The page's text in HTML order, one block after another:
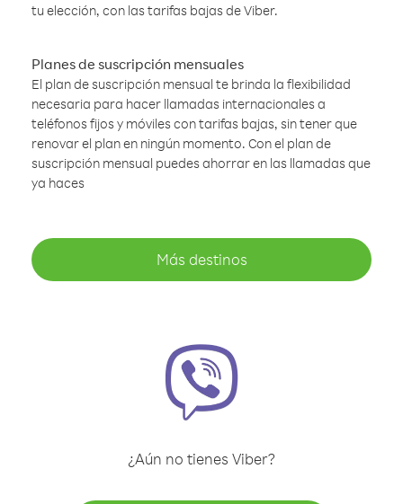
tu elección, con las tarifas bajas de Viber.
Planes de suscripción mensuales
El plan de suscripción mensual te brinda la flexibilidad
necesaria para hacer llamadas internacionales a
teléfonos fijos y móviles con tarifas bajas, sin tener que
renovar el plan en ningún momento. Con el plan de
suscripción mensual puedes ahorrar en las llamadas que
ya haces
Más destinos
¿Aún no tienes Viber?